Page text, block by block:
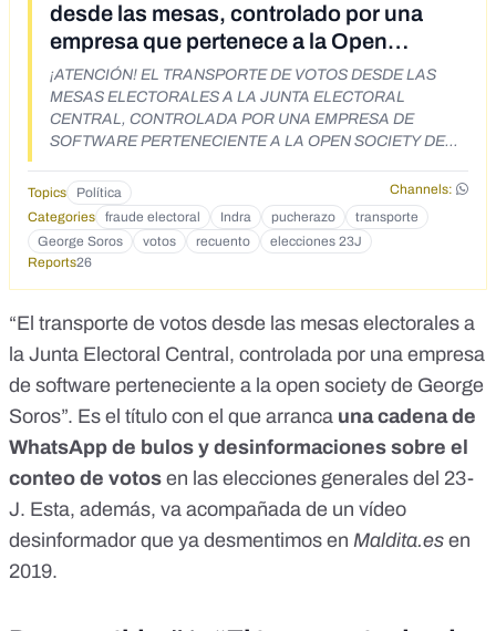
desde las mesas, controlado por una
empresa que pertenece a la Open
Society de George Soros»
¡ATENCIÓN! EL TRANSPORTE DE VOTOS DESDE LAS
MESAS ELECTORALES A LA JUNTA ELECTORAL
CENTRAL, CONTROLADA POR UNA EMPRESA DE
SOFTWARE PERTENECIENTE A LA OPEN SOCIETY DE
ruega máxima difusión, es absolutamente necesario que
esto llegue a los medios no sectarios).
https://www.youtube.com/watch?
time_continue=185&v=7NV0tn-G_7E Según esta última
Tezanos ha acertado de pleno). El transporte desde el
mediante un algoritmo hasta ahora desconocido los votos
físicos en votos virtuales. La empresa final original que se
encarga de este transporte digitalizado, es SMARTMATIC.
El consejero delegado de esta empresa de software, es un
venezolano llamado Antonio Múgica, -el mismo que se
encargó del falseamiento de votos aplicados en el
los responsables de la compañía dijeron que "en las
pasadas elecciones de la Asamblea Nacional Constituyente
(en Venezuela) hubo manipulación del dato de participación"
Topics Política
Channels:
Categories
fraude electoral Indra pucherazo
transporte
George Soros
votos recuento
elecciones 23J
Reports26
“El transporte de votos desde las mesas electorales a
la Junta Electoral Central, controlada por una empresa
de software perteneciente a la open society de George
Soros”. Es el título con el que arranca una cadena de
WhatsApp de bulos y desinformaciones sobre el
conteo de votos en las elecciones generales del 23-
J. Esta, además, va acompañada de un vídeo
desinformador que ya desmentimos en Maldita.es en
2019.